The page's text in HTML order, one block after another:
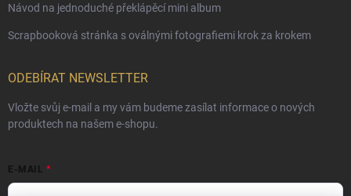
Návod na jednoduché překlápěcí mini album
Scrapbooková stránka s oválnými fotografiemi krok za krokem
ODEBÍRAT NEWSLETTER
Vložte svůj e-mail a my vám budeme zasílat informace o nových
produktech na našem e-shopu.
E-MAIL